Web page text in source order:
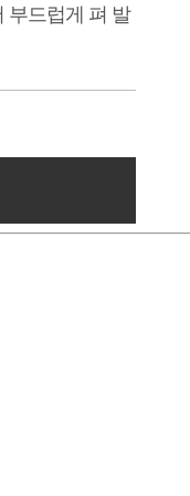
부드럽게 펴 발